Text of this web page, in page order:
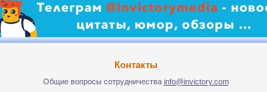
Контакты
Общие вопросы сотрудничества info@invictory.com